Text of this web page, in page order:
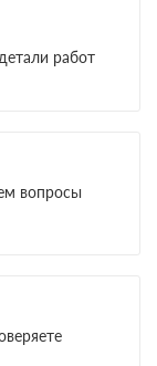
работ
вопросы